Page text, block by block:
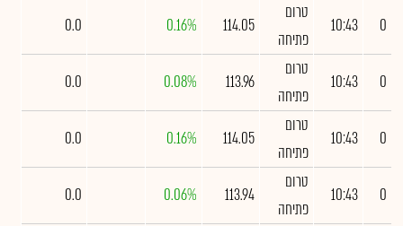
0
10:43
טרום
פתיחה
114.05
0.16%
0.0
0
10:43
טרום
פתיחה
113.96
0.08%
0.0
0
10:43
טרום
פתיחה
114.05
0.16%
0.0
0
10:43
טרום
פתיחה
113.94
0.06%
0.0